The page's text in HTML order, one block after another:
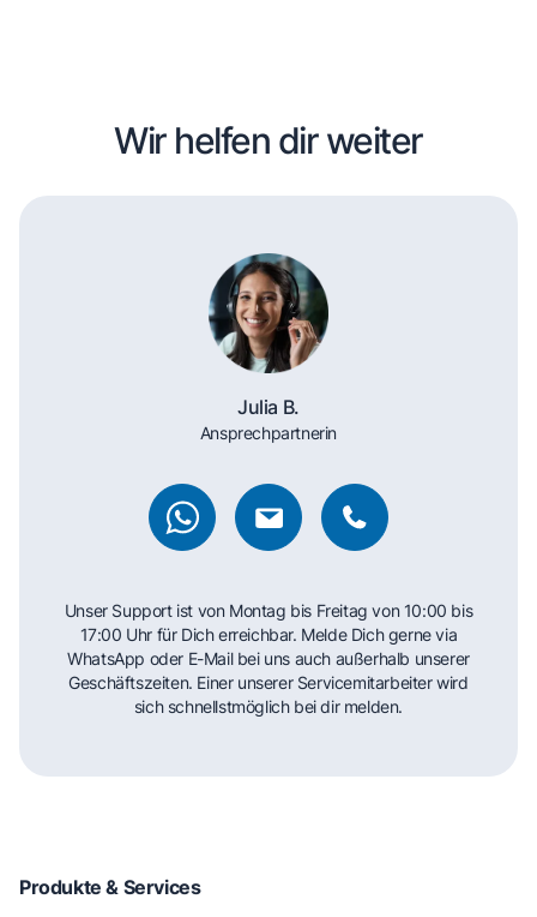
Wir helfen dir weiter
Julia B.
Ansprechpartnerin
Unser Support ist von Montag bis Freitag von 10:00 bis
17:00 Uhr für Dich erreichbar. Melde Dich gerne via
WhatsApp oder E-Mail bei uns auch außerhalb unserer
Geschäftszeiten. Einer unserer Servicemitarbeiter wird
sich schnellstmöglich bei dir melden.
Produkte & Services